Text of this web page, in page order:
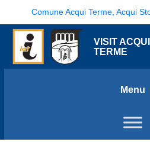
Comune Acqui Terme, Acqui
VISIT ACQUI
TERME
Menu